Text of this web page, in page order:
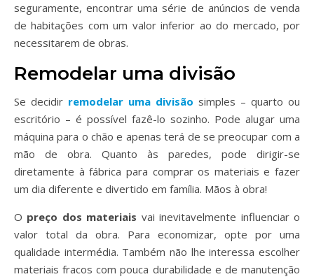
seguramente, encontrar uma série de anúncios de venda
de habitações com um valor inferior ao do mercado, por
necessitarem de obras.
Remodelar uma divisão
Se decidir remodelar uma divisão simples – quarto ou
escritório – é possível fazê-lo sozinho. Pode alugar uma
máquina para o chão e apenas terá de se preocupar com a
mão de obra. Quanto às paredes, pode dirigir-se
diretamente à fábrica para comprar os materiais e fazer
um dia diferente e divertido em família. Mãos à obra!
O preço dos materiais vai inevitavelmente influenciar o
valor total da obra. Para economizar, opte por uma
qualidade intermédia. Também não lhe interessa escolher
materiais fracos com pouca durabilidade e de manutenção